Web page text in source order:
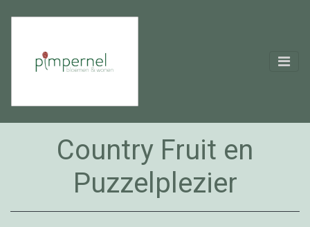
Country Fruit en
Puzzelplezier